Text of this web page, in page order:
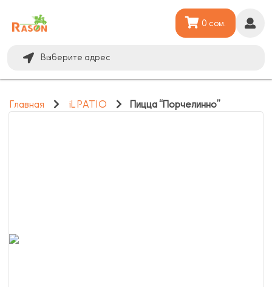
Выберите адрес
0 сом.
Главная iL PATIO Пицца “Порчелинно”